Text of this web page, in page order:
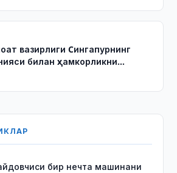
вазирлиги Cингапурнинг
билан ҳамкорликни
бир нечта машинани